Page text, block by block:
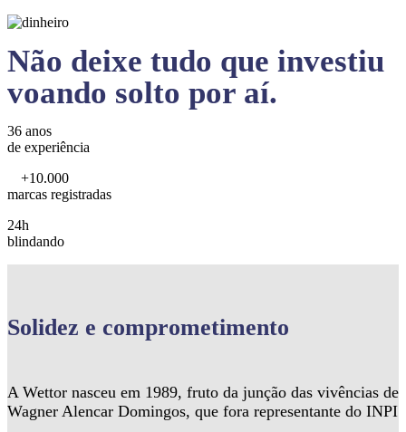
Não deixe tudo que investiu
voando solto por aí.
36 anos
de experiência
+10.000
marcas registradas
24h
blindando
Solidez e comprometimento
A Wettor nasceu em 1989, fruto da junção das vivências de
Wagner Alencar Domingos, que fora representante do INPI